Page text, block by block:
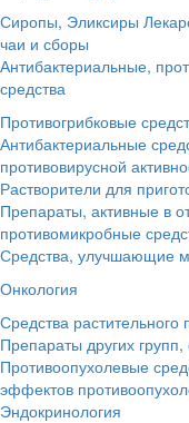
Сиропы, Эликсиры
чаи и сборы
Антибактериальные,
средства
Противогрибковые
Антибактериальные
противовирусной
Растворители для
Препараты, активные в
противомикробные
Средства, улучшающие
Онкология
Средства растительного
Препараты других
Противоопухолевые
эффектов
Эндокринология